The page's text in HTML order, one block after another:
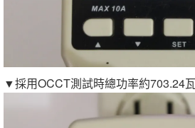
▼採用OCCT測試時總功率約703.24